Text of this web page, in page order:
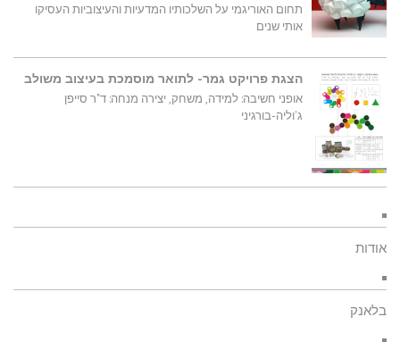
תחום האוריגמי על השלכותיו המדעיות והעיצוביות העסיקו
אותי שנים
הצגת פרויקט גמר- לתואר מוסמכת בעיצוב משולב
אופני חשיבה: למידה, משחק, יצירה מנחה: ד"ר סייפן
ג'וליה-בורגיני
אודות
בלאנק